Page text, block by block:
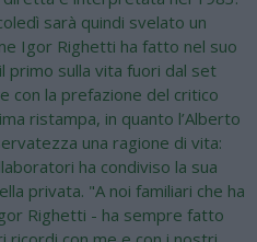
sarà quindi svelato un
Igor Righetti ha fatto nel suo
primo sulla vita fuori dal set
con la prefazione del critico
ristampa, in quanto l’Alberto
una ragione di vita:
ha condiviso la sua
privata. "A noi familiari che ha
Righetti - ha sempre fatto